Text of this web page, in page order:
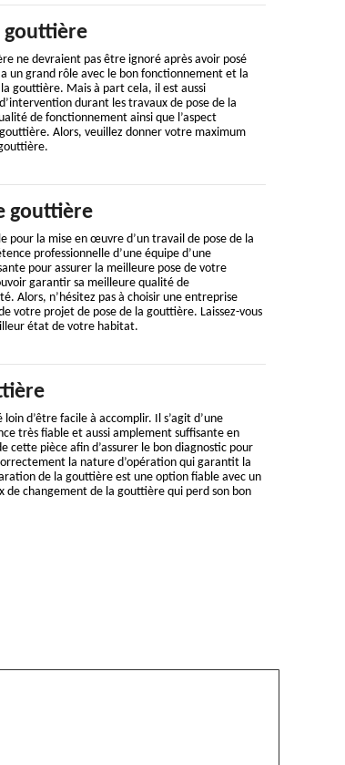
gouttière
ne devraient pas être ignoré après avoir posé
un grand rôle avec le bon fonctionnement et la
gouttière. Mais à part cela, il est aussi
durant les travaux de pose de la
de fonctionnement ainsi que l’aspect
Alors, veuillez donner votre maximum
gouttière
pour la mise en œuvre d’un travail de pose de la
professionnelle d’une équipe d’une
pour assurer la meilleure pose de votre
garantir sa meilleure qualité de
Alors, n’hésitez pas à choisir une entreprise
votre projet de pose de la gouttière. Laissez-vous
état de votre habitat.
d’être facile à accomplir. Il s’agit d’une
très fiable et aussi amplement suffisante en
pièce afin d’assurer le bon diagnostic pour
la nature d’opération qui garantit la
de la gouttière est une option fiable avec un
changement de la gouttière qui perd son bon